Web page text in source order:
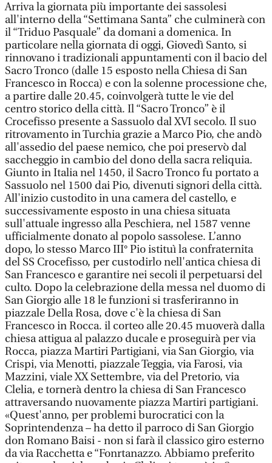
Arriva la giornata più importante dei sassolesi
all'interno della “Settimana Santa” che culminerà con
il “Triduo Pasquale” da domani a domenica. In
particolare nella giornata di oggi, Giovedì Santo, si
rinnovano i tradizionali appuntamenti con il bacio del
Sacro Tronco (dalle 15 esposto nella Chiesa di San
Francesco in Rocca) e con la solenne processione che,
a partire dalle 20.45, coinvolgerà tutte le vie del
centro storico della città. Il “Sacro Tronco” è il
Crocefisso presente a Sassuolo dal XVI secolo. Il suo
ritrovamento in Turchia grazie a Marco Pio, che andò
all'assedio del paese nemico, che poi preservò dal
saccheggio in cambio del dono della sacra reliquia.
Giunto in Italia nel 1450, il Sacro Tronco fu portato a
Sassuolo nel 1500 dai Pio, divenuti signori della città.
All'inizio custodito in una camera del castello, e
successivamente esposto in una chiesa situata
sull'attuale ingresso alla Peschiera, nel 1587 venne
ufficialmente donato al popolo sassolese. L’anno
dopo, lo stesso Marco III° Pio istituì la confraternita
del SS Crocefisso, per custodirlo nell'antica chiesa di
San Francesco e garantire nei secoli il perpetuarsi del
culto. Dopo la celebrazione della messa nel duomo di
San Giorgio alle 18 le funzioni si trasferiranno in
piazzale Della Rosa, dove c'è la chiesa di San
Francesco in Rocca. il corteo alle 20.45 muoverà dalla
chiesa attigua al palazzo ducale e proseguirà per via
Rocca, piazza Martiri Partigiani, via San Giorgio, via
Crispi, via Menotti, piazzale Teggia, via Farosi, via
Mazzini, viale XX Settembre, via del Pretorio, via
Clelia, e tornerà dentro la chiesa di San Francesco
attraversando nuovamente piazza Martiri partigiani.
«Quest'anno, per problemi burocratici con la
Soprintendenza – ha detto il parroco di San Giorgio
don Romano Baisi - non si farà il classico giro esterno
da via Racchetta e “Fonrtanazzo. Abbiamo preferito